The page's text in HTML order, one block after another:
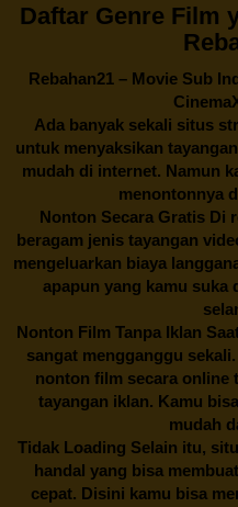
Daftar Genre Film
Rebahan21 – Movie Sub
Ada banyak sekali situs
untuk menyaksikan
mudah di internet. Namun
menontonnya
Nonton Secara Gratis Di
beragam jenis tayangan
mengeluarkan biaya
apapun yang kamu suka
Nonton Film Tanpa Iklan
sangat mengganggu
nonton film secara online
tayangan iklan. Kamu
mudah
Tidak Loading Selain itu,
handal yang bisa
cepat. Disini kamu bisa